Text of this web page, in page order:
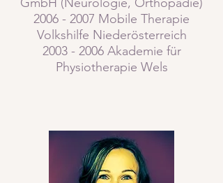
2006 - 2007 Mobile Therapie
Volkshilfe Niederösterreich
2003 - 2006Akademie für
Physiotherapie Wels